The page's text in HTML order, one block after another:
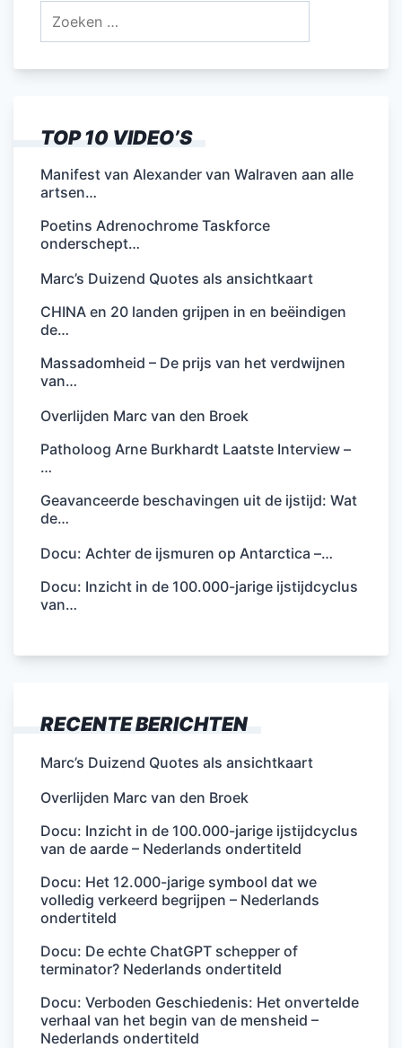
TOP 10 VIDEO’S
Manifest van Alexander van Walraven aan alle
artsen…
Poetins Adrenochrome Taskforce
onderschept…
Marc’s Duizend Quotes als ansichtkaart
CHINA en 20 landen grijpen in en beëindigen
de…
Massadomheid – De prijs van het verdwijnen
van…
Overlijden Marc van den Broek
Patholoog Arne Burkhardt Laatste Interview –
…
Geavanceerde beschavingen uit de ijstijd: Wat
de…
Docu: Achter de ijsmuren op Antarctica –…
Docu: Inzicht in de 100.000-jarige ijstijdcyclus
van…
RECENTE BERICHTEN
Marc’s Duizend Quotes als ansichtkaart
Overlijden Marc van den Broek
Docu: Inzicht in de 100.000-jarige ijstijdcyclus
van de aarde – Nederlands ondertiteld
Docu: Het 12.000-jarige symbool dat we
volledig verkeerd begrijpen – Nederlands
ondertiteld
Docu: De echte ChatGPT schepper of
terminator? Nederlands ondertiteld
Docu: Verboden Geschiedenis: Het onvertelde
verhaal van het begin van de mensheid –
Nederlands ondertiteld